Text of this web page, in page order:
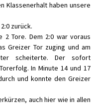
Klassenerhalt haben unsere
zurück.
Tore. Dem 2:0 war voraus
Greizer Tor zuging und am
scheiterte. Der sofort
In Minute 14 und 17
und konnte den Greizer
auch hier wie in allen